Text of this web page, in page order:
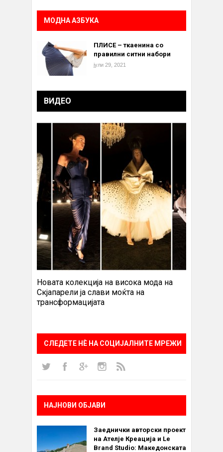
МОДНА АЗБУКА
ПЛИСЕ – ткаенина со
правилни ситни набори
јули 29, 2021
ВИДЕО
Новата колекција на висока мода на
Скјапарели ја слави моќта на
трансформацијата
СЛЕДЕТЕ НÈ НА СОЦИЈАЛНИТЕ МРЕЖИ
НАЈНОВИ ОБЈАВИ
Заеднички авторски проект
на Ателје Креација и Le
Brand Studio: Македонската